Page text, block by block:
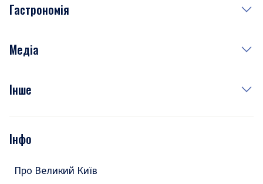
Субота
Краса
Гастрономія
Рецепти
Медіа
Фото
Подкасти
Інше
Тести
Інфо
Про Великий Київ